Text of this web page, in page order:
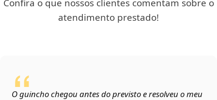
Confira o que nossos clientes comentam sobre o
atendimento prestado!
O guincho chegou antes do previsto e resolveu o meu